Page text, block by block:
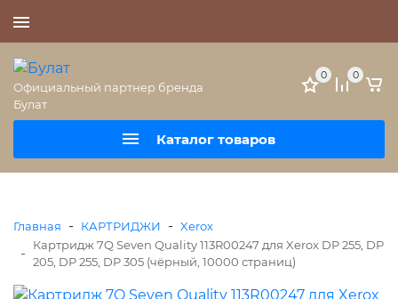
Официальный партнер бренда
Булат
Каталог товаров
0 0
Главная - КАРТРИДЖИ - Xerox
-
Картридж 7Q Seven Quality 113R00247 для Xerox DP 255, DP
205, DP 255, DP 305 (чёрный, 10000 страниц)